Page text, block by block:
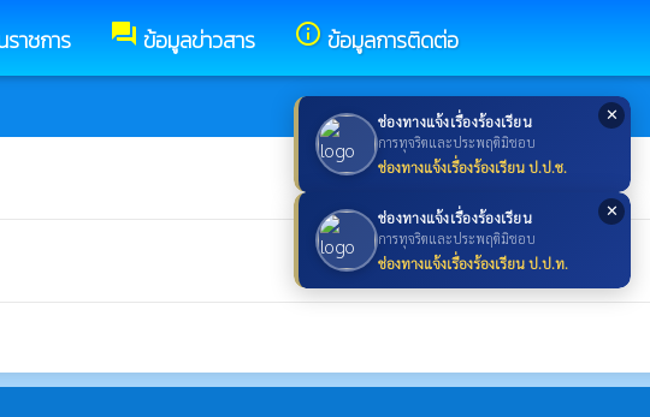
✕
ช่องทางแจ้งเรื่องร้องเรียน
การทุจริตและประพฤติมิชอบ
ช่องทางแจ้งเรื่องร้องเรียน ป.ป.ช.
✕
ช่องทางแจ้งเรื่องร้องเรียน
การทุจริตและประพฤติมิชอบ
ช่องทางแจ้งเรื่องร้องเรียน ป.ป.ท.
าชการ forum ข้อมูลข่าวสาร info_outline ข้อมูลการติดต่อ